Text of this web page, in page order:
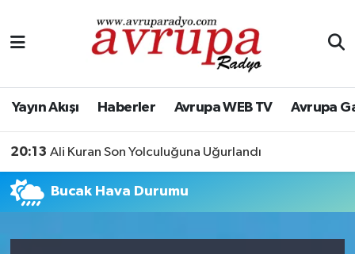
Yayın Akışı Haberler Avrupa WEB TV Avrupa
20:13 Ali Kuran Son Yolculuğuna Uğurlandı
Bucak Hava Durumu
Yayın Akışı
Haberler
Nöbetçi Eczaneler
Hava Durumu